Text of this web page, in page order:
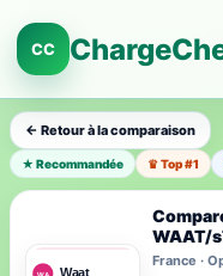
CC
← Retour à la comparaison
★ Recommandée ♛ Top #1
WAAT/
France ·